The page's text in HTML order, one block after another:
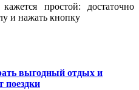
простой: достаточно
и нажать кнопку
выгодный отдых и
поездки